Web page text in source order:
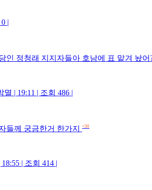
|
인 정청래 지지자들아 호남에 표 맡겨 놨어
| 19:11 | 조회 486 |
들께 궁금한거 한가지 +30
| 조회 414 |